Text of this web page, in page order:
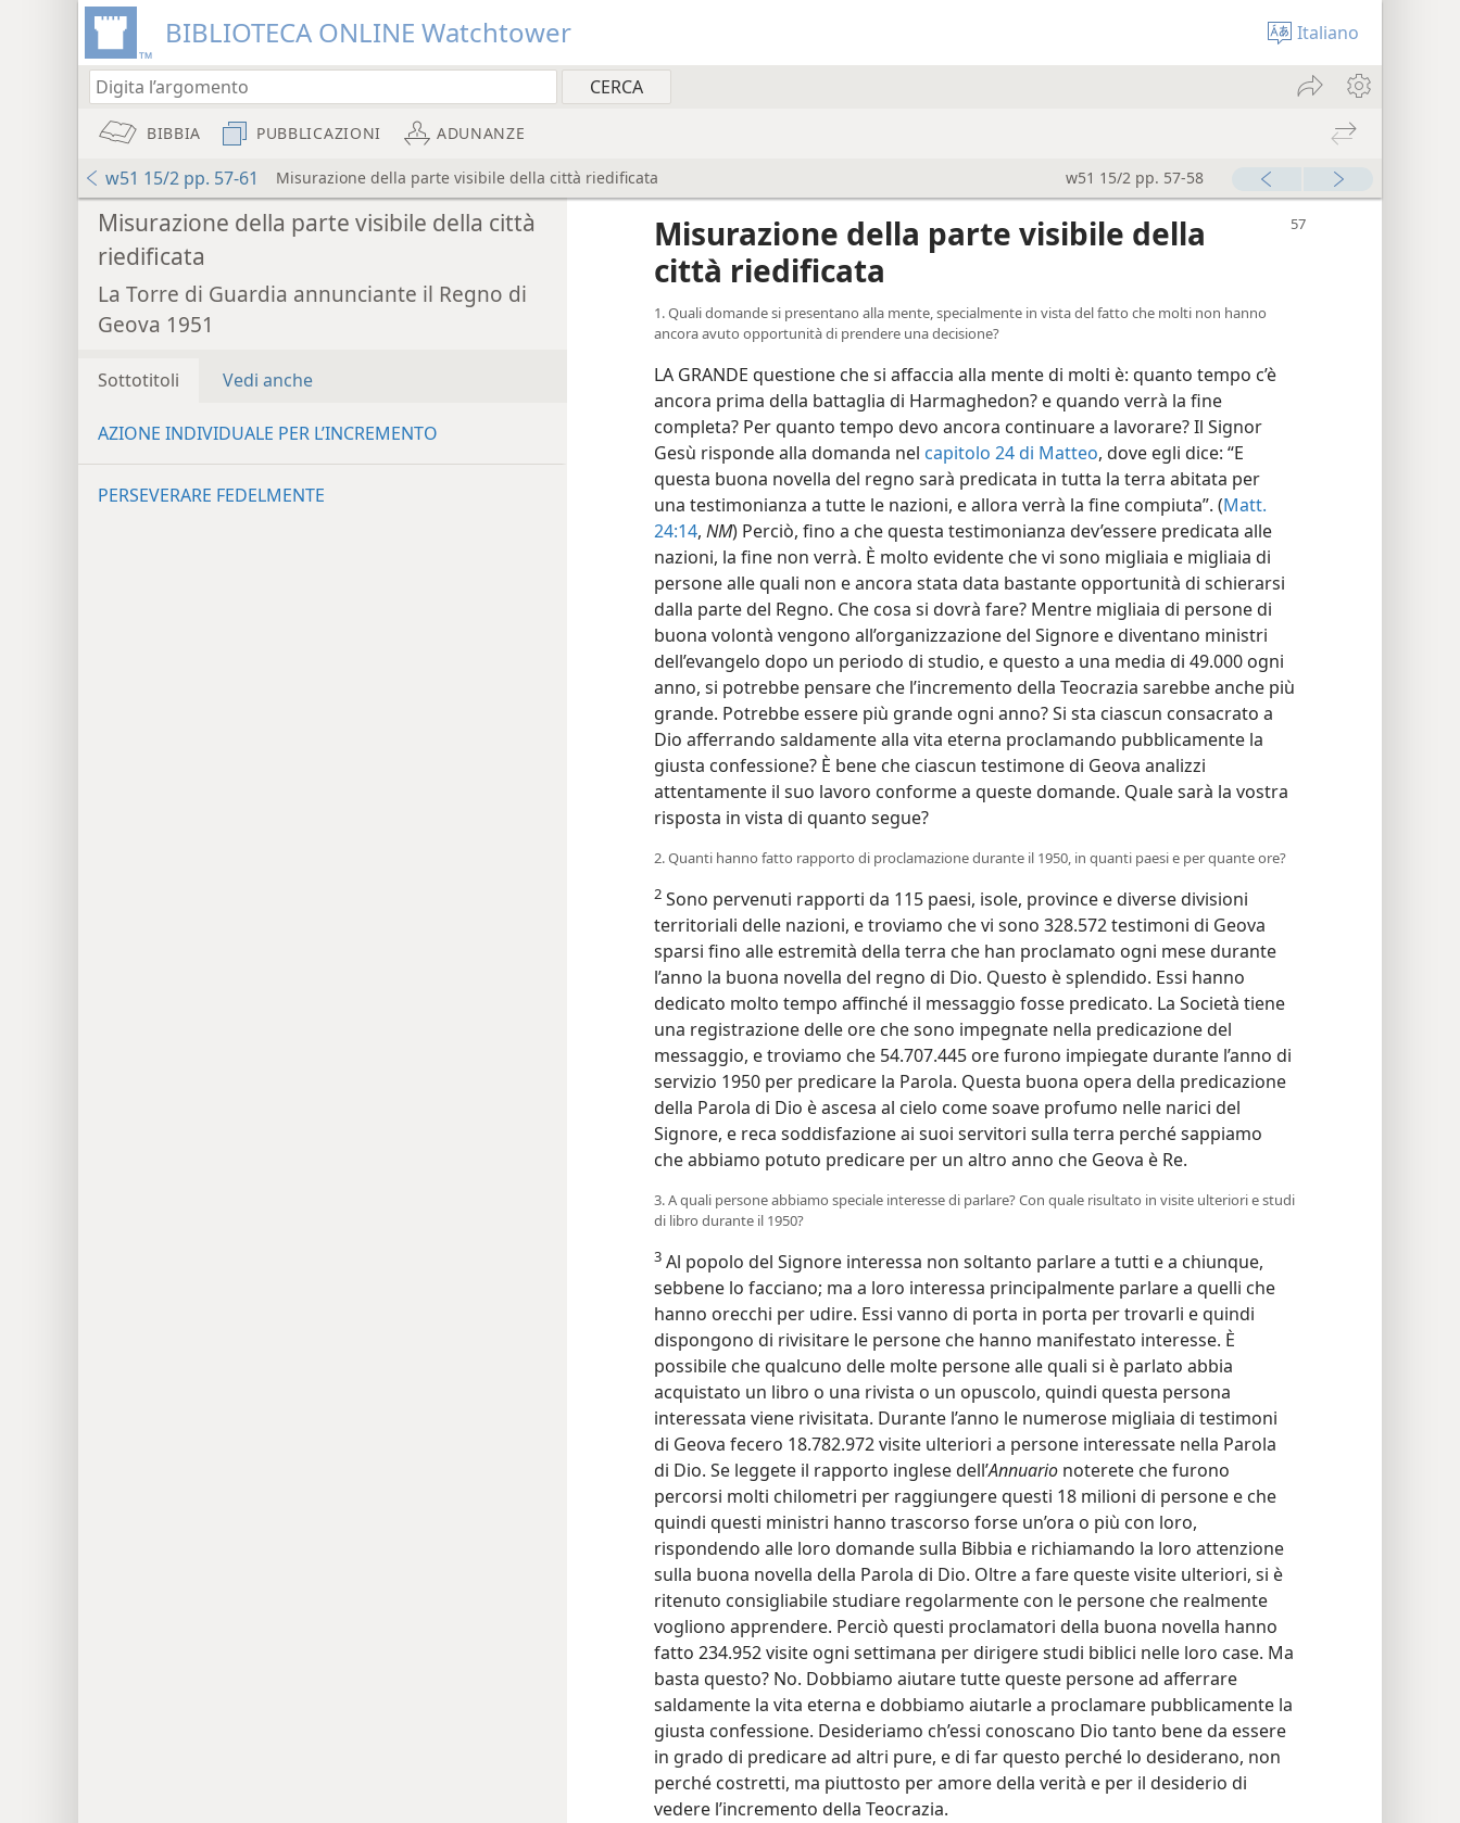
BIBLIOTECA ONLINE Watchtower Italiano
BIBBIA PUBBLICAZIONI ADUNANZE
w51 15/2 pp. 57-61 Misurazione della parte visibile della città riedificata w51 15/2 pp. 57-58
Misurazione della parte visibile della città
riedificata
La Torre di Guardia annunciante il Regno di
Geova 1951
Sottotitoli Vedi anche
AZIONE INDIVIDUALE PER L’INCREMENTO
PERSEVERARE FEDELMENTE
Misurazione della parte visibile della
città riedificata
1. Quali domande si presentano alla mente, specialmente in vista del fatto che molti non hanno
ancora avuto opportunità di prendere una decisione?
LA GRANDE questione che si affaccia alla mente di molti è: quanto tempo c’è
ancora prima della battaglia di Harmaghedon? e quando verrà la fine
completa? Per quanto tempo devo ancora continuare a lavorare? Il Signor
Gesù risponde alla domanda nel capitolo 24 di Matteo, dove egli dice: “E
questa buona novella del regno sarà predicata in tutta la terra abitata per
una testimonianza a tutte le nazioni, e allora verrà la fine compiuta”. (Matt.
24:14, NM) Perciò, fino a che questa testimonianza dev’essere predicata alle
nazioni, la fine non verrà. È molto evidente che vi sono migliaia e migliaia di
persone alle quali non e ancora stata data bastante opportunità di schierarsi
dalla parte del Regno. Che cosa si dovrà fare? Mentre migliaia di persone di
buona volontà vengono all’organizzazione del Signore e diventano ministri
dell’evangelo dopo un periodo di studio, e questo a una media di 49.000 ogni
anno, si potrebbe pensare che l’incremento della Teocrazia sarebbe anche più
grande. Potrebbe essere più grande ogni anno? Si sta ciascun consacrato a
Dio afferrando saldamente alla vita eterna proclamando pubblicamente la
giusta confessione? È bene che ciascun testimone di Geova analizzi
attentamente il suo lavoro conforme a queste domande. Quale sarà la vostra
risposta in vista di quanto segue?
2. Quanti hanno fatto rapporto di proclamazione durante il 1950, in quanti paesi e per quante ore?
2 Sono pervenuti rapporti da 115 paesi, isole, province e diverse divisioni
territoriali delle nazioni, e troviamo che vi sono 328.572 testimoni di Geova
sparsi fino alle estremità della terra che han proclamato ogni mese durante
l’anno la buona novella del regno di Dio. Questo è splendido. Essi hanno
dedicato molto tempo affinché il messaggio fosse predicato. La Società tiene
una registrazione delle ore che sono impegnate nella predicazione del
messaggio, e troviamo che 54.707.445 ore furono impiegate durante l’anno di
servizio 1950 per predicare la Parola. Questa buona opera della predicazione
della Parola di Dio è ascesa al cielo come soave profumo nelle narici del
Signore, e reca soddisfazione ai suoi servitori sulla terra perché sappiamo
che abbiamo potuto predicare per un altro anno che Geova è Re.
3. A quali persone abbiamo speciale interesse di parlare? Con quale risultato in visite ulteriori e studi
di libro durante il 1950?
3 Al popolo del Signore interessa non soltanto parlare a tutti e a chiunque,
sebbene lo facciano; ma a loro interessa principalmente parlare a quelli che
hanno orecchi per udire. Essi vanno di porta in porta per trovarli e quindi
dispongono di rivisitare le persone che hanno manifestato interesse. È
possibile che qualcuno delle molte persone alle quali si è parlato abbia
acquistato un libro o una rivista o un opuscolo, quindi questa persona
interessata viene rivisitata. Durante l’anno le numerose migliaia di testimoni
di Geova fecero 18.782.972 visite ulteriori a persone interessate nella Parola
di Dio. Se leggete il rapporto inglese dell’Annuario noterete che furono
percorsi molti chilometri per raggiungere questi 18 milioni di persone e che
quindi questi ministri hanno trascorso forse un’ora o più con loro,
rispondendo alle loro domande sulla Bibbia e richiamando la loro attenzione
sulla buona novella della Parola di Dio. Oltre a fare queste visite ulteriori, si è
ritenuto consigliabile studiare regolarmente con le persone che realmente
vogliono apprendere. Perciò questi proclamatori della buona novella hanno
fatto 234.952 visite ogni settimana per dirigere studi biblici nelle loro case. Ma
basta questo? No. Dobbiamo aiutare tutte queste persone ad afferrare
saldamente la vita eterna e dobbiamo aiutarle a proclamare pubblicamente la
giusta confessione. Desideriamo ch’essi conoscano Dio tanto bene da essere
in grado di predicare ad altri pure, e di far questo perché lo desiderano, non
perché costretti, ma piuttosto per amore della verità e per il desiderio di
vedere l’incremento della Teocrazia.